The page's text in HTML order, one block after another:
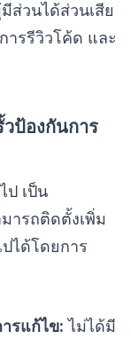
ส่วนได้ส่วนเสีย
ารรีวิวโค้ด และ
ป้องกันการ
ป เป็น
ารถติดตั้งเพิ่ม
ได้โดยการ
รแก้ไข: ไม่ได้มี